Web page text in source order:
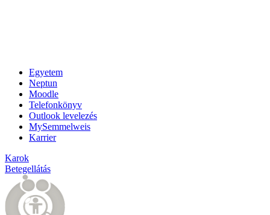
Egyetem
Neptun
Moodle
Telefonkönyv
Outlook levelezés
MySemmelweis
Karrier
Karok
Betegellátás